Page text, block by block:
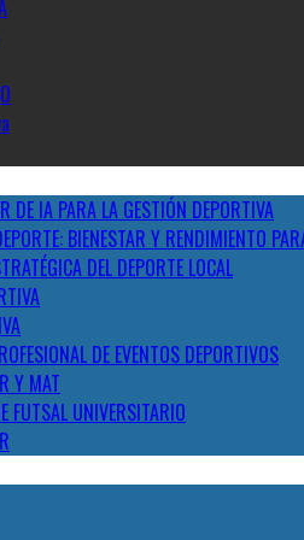
IA PARA LA GESTIÓN DEPORTIVA
BIENESTAR Y RENDIMIENTO
DEL DEPORTE LOCAL
DE EVENTOS DEPORTIVOS
Y MAT
FUTSAL UNIVERSITARIO